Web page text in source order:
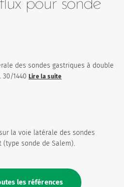
pour sonde
des sondes gastriques à double
30/1440 Lire la suite
la voie latérale des sondes
sonde de Salem).
les références